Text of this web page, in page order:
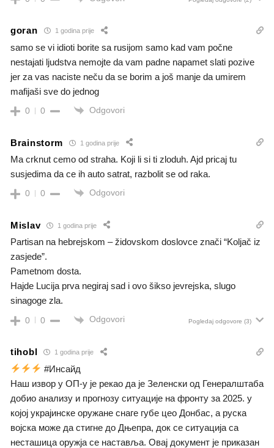
goran 1 godina prije
samo se vi idioti borite sa rusijom samo kad vam počne
nestajati ljudstva nemojte da vam padne napamet slati pozive
jer za vas naciste neču da se borim a još manje da umirem
mafijaši sve do jednog
0 0 Odgovori
Brainstorm 1 godina prije
Ma crknut cemo od straha. Koji li si ti zloduh. Ajd pricaj tu
susjedima da ce ih auto satrat, razbolit se od raka.
0 0 Odgovori
Mislav 1 godina prije
Partisan na hebrejskom – židovskom doslovce znači “Koljač iz
zasjede”.
Pametnom dosta.
Hajde Lucija prva negiraj sad i ovo šikso jevrejska, slugo
sinagoge zla.
0 0 Odgovori Pogledaj odgovore (3)
tihobl 1 godina prije
#Инсайд
Наш извор у ОП-у је рекао да је Зеленски од Генералштаба
добио анализу и прогнозу ситуације на фронту за 2025. у
којој украјинске оружане снаге губе цео Донбас, а руска
војска може да стигне до Дњепра, док се ситуација са
несташица оружја се наставља. Овај документ је приказан